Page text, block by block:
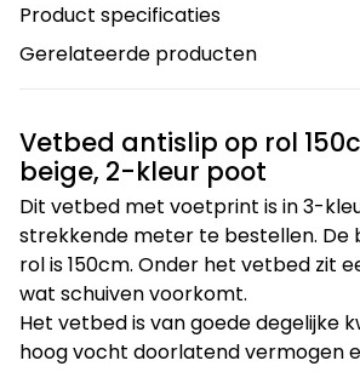
Product specificaties
Gerelateerde producten
Vetbed antislip op rol
beige, 2-kleur poot
Dit vetbed met voetprint is in 3-
strekkende meter te bestellen. De
rol is 150cm. Onder het vetbed zit
wat schuiven voorkomt.
Het vetbed is van goede degelijke
hoog vocht doorlatend vermogen